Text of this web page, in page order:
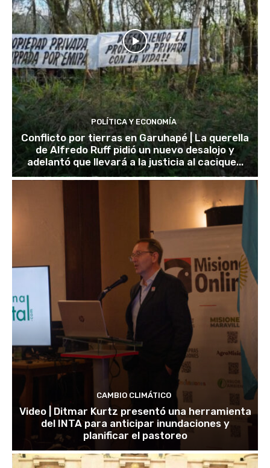
POLÍTICA Y ECONOMÍA
Conflicto por tierras en Garuhapé | La querella
de Alfredo Ruff pidió un nuevo desalojo y
adelantó que llevará a la justicia al cacique...
CAMBIO CLIMÁTICO
Video | Ditmar Kurtz presentó una herramienta
del INTA para anticipar inundaciones y
planificar el pastoreo